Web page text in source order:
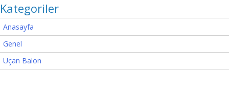
Kategoriler
Anasayfa
Genel
Uçan Balon